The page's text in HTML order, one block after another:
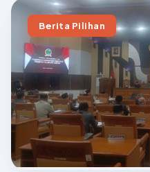
Berita Pilihan